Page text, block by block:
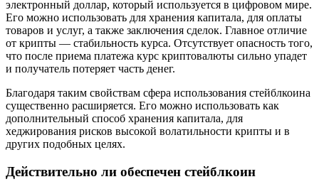
электронный доллар, который используется в цифровом мире.
Его можно использовать для хранения капитала, для оплаты
товаров и услуг, а также заключения сделок. Главное отличие
от крипты — стабильность курса. Отсутствует опасность того,
что после приема платежа курс криптовалюты сильно упадет
и получатель потеряет часть денег.
Благодаря таким свойствам сфера использования стейблкоина
существенно расширяется. Его можно использовать как
дополнительный способ хранения капитала, для
хеджирования рисков высокой волатильности крипты и в
других подобных целях.
Действительно ли обеспечен стейблкоин